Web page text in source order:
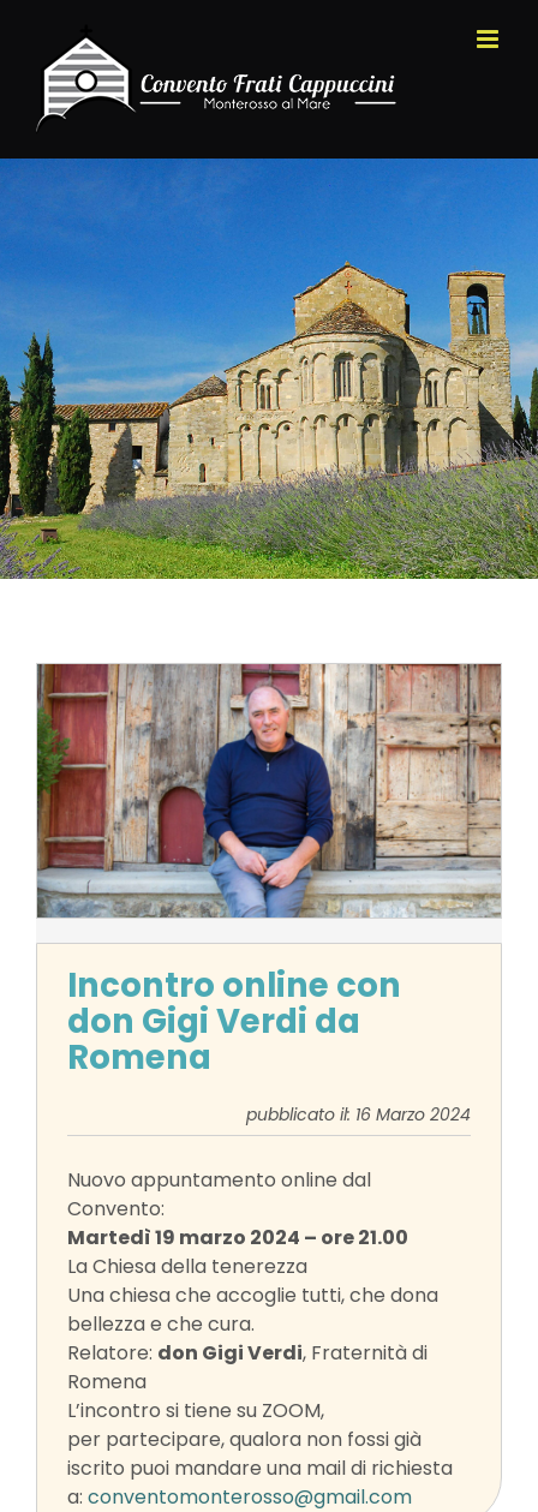
contenuto
Incontro online con
don Gigi Verdi da
Romena
pubblicato il: 16 Marzo 2024
Nuovo appuntamento online dal
Convento:
Martedì 19 marzo 2024 – ore 21.00
La Chiesa della tenerezza
Una chiesa che accoglie tutti, che dona
bellezza e che cura.
Relatore: don Gigi Verdi, Fraternità di
Romena
L’incontro si tiene su ZOOM,
per partecipare, qualora non fossi già
iscrito puoi mandare una mail di richiesta
a: conventomonterosso@gmail.com